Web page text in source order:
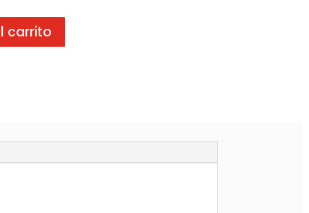
carrito